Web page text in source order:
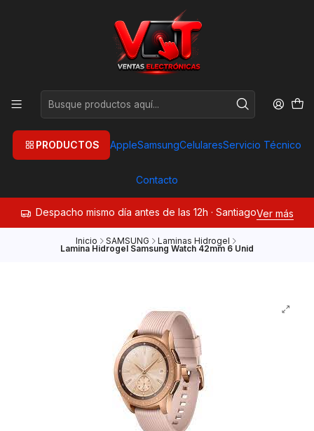
PRODUCTOS AppleSamsungCelularesServicio Técnico
Contacto
Despacho mismo día antes de las 12h · SantiagoVer más
Inicio SAMSUNG Laminas Hidrogel
Lamina Hidrogel Samsung Watch 42mm 6 Unid